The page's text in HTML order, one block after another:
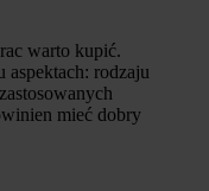
warto kupić.
rodzaju
mieć dobry